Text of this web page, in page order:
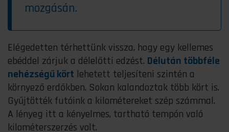
mozgásán.
Elégedetten térhettünk vissza, hogy egy kellemes
ebéddel zárjuk a délelőtti edzést. Délután többféle
nehézségű kört lehetett teljesíteni szintén a
környező erdőkben. Sokan kalandoztak több kört is.
Gyűjtötték futóink a kilométereket szép számmal.
A lényeg itt a kényelmes, tartható tempón való
kilométerszerzés volt.